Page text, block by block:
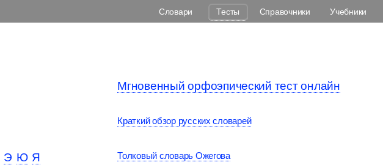
Словари Тесты Справочники Учебники
Э Ю Я
Мгновенный орфоэпический тест онлайн
Краткий обзор русских словарей
Толковый словарь Ожегова